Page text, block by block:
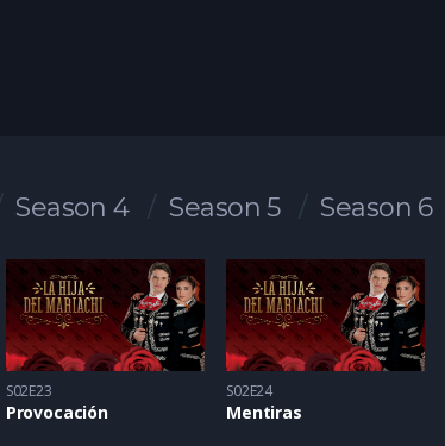
Season 4 Season 5 Season 6
S02E23
Provocación
S02E24
Mentiras